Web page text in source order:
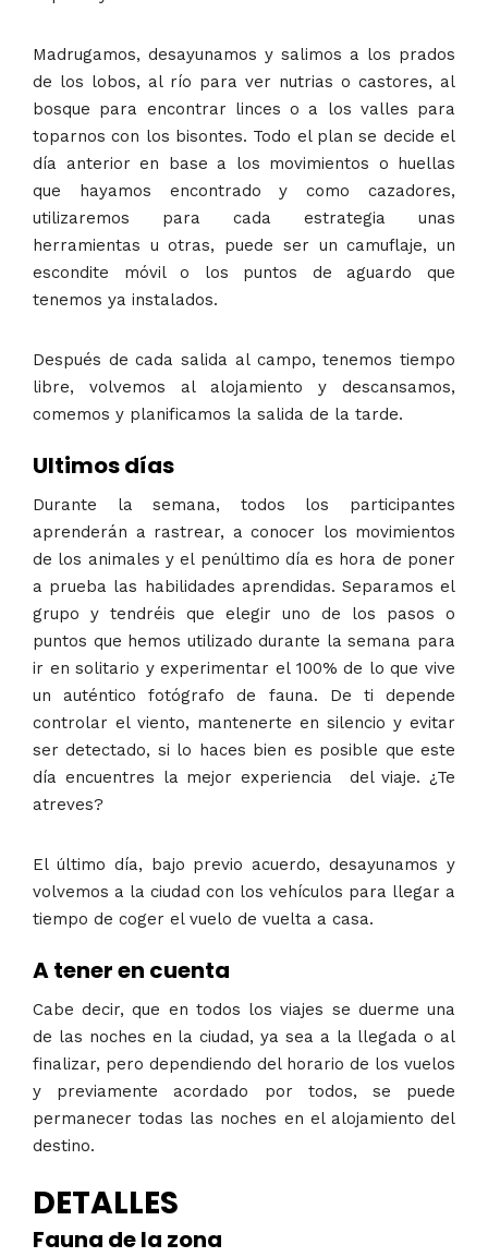
Madrugamos, desayunamos y salimos a los prados
de los lobos, al río para ver nutrias o castores, al
bosque para encontrar linces o a los valles para
toparnos con los bisontes. Todo el plan se decide el
día anterior en base a los movimientos o huellas
que hayamos encontrado y como cazadores,
utilizaremos para cada estrategia unas
herramientas u otras, puede ser un camuflaje, un
escondite móvil o los puntos de aguardo que
tenemos ya instalados.
Después de cada salida al campo, tenemos tiempo
libre, volvemos al alojamiento y descansamos,
comemos y planificamos la salida de la tarde.
Ultimos días
Durante la semana, todos los participantes
aprenderán a rastrear, a conocer los movimientos
de los animales y el penúltimo día es hora de poner
a prueba las habilidades aprendidas. Separamos el
grupo y tendréis que elegir uno de los pasos o
puntos que hemos utilizado durante la semana para
ir en solitario y experimentar el 100% de lo que vive
un auténtico fotógrafo de fauna. De ti depende
controlar el viento, mantenerte en silencio y evitar
ser detectado, si lo haces bien es posible que este
día encuentres la mejor experiencia del viaje. ¿Te
atreves?
​El último día, bajo previo acuerdo, desayunamos y
volvemos a la ciudad con los vehículos para llegar a
tiempo de coger el vuelo de vuelta a casa.
A tener en cuenta
Cabe decir, que en todos los viajes se duerme una
de las noches en la ciudad, ya sea a la llegada o al
finalizar, pero dependiendo del horario de los vuelos
y previamente acordado por todos, se puede
permanecer todas las noches en el alojamiento del
destino.​
DETALLES
Fauna de la zona